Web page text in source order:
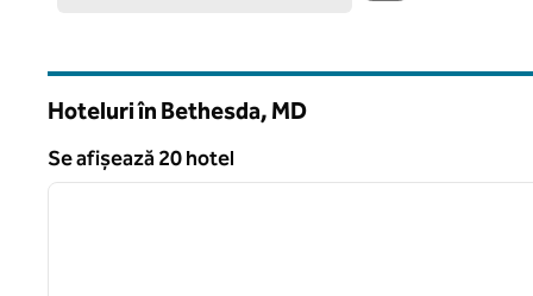
Hoteluri în Bethesda, MD
Se afișează 20 hotel
Se afișează 20 hotel
1 din 12